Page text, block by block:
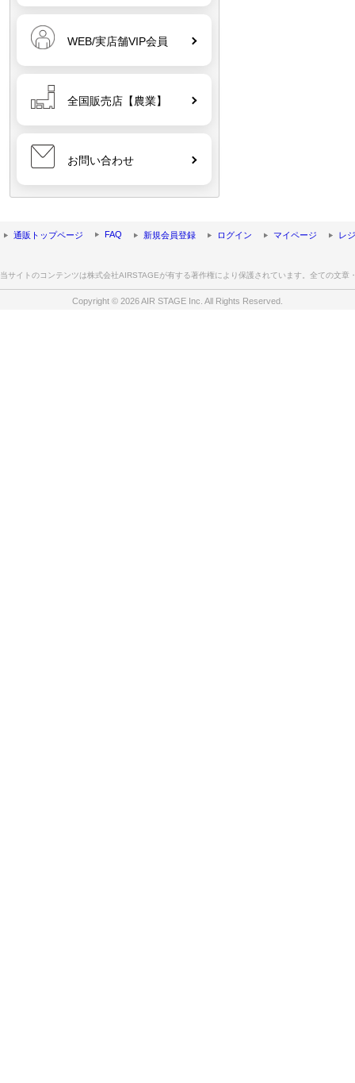
WEB/実店舗VIP会員
全国販売店【農業】
お問い合わせ
通販トップページ FAQ 新規会員登録 ログイン マイページ レ
当サイトのコンテンツは株式会社AIRSTAGEが有する著作権により保護されています。全ての文
Copyright © 2026 AIR STAGE Inc. All Rights Reserved.